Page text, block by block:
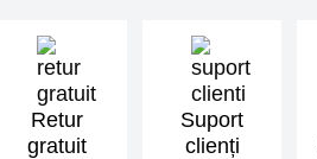
Retur
gratuit
Suport
clienți